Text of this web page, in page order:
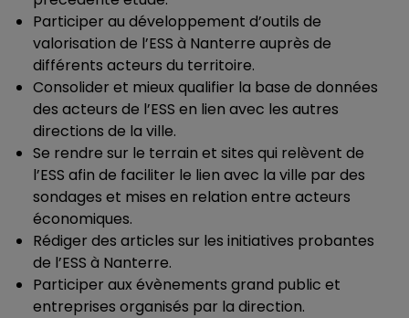
Participer au développement d’outils de
valorisation de l’ESS à Nanterre auprès de
différents acteurs du territoire.
Consolider et mieux qualifier la base de données
des acteurs de l’ESS en lien avec les autres
directions de la ville.
Se rendre sur le terrain et sites qui relèvent de
l’ESS afin de faciliter le lien avec la ville par des
sondages et mises en relation entre acteurs
économiques.
Rédiger des articles sur les initiatives probantes
de l’ESS à Nanterre.
Participer aux évènements grand public et
entreprises organisés par la direction.